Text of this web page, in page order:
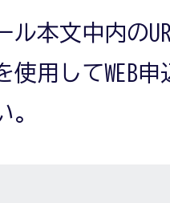
ル本文中内の
使用してWEB
。